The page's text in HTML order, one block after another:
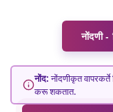
नोंदणी -
नोंद:नोंदणीकृत वापरकर्ते
करू शकतात.